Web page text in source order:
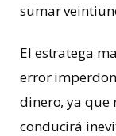
sumar
El estratega
error
dinero, ya que
conducirá